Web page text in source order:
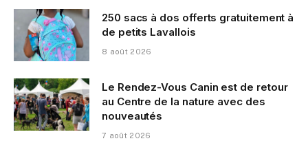
250 sacs à dos offerts gratuitement à
de petits Lavallois
8 août 2026
Le Rendez-Vous Canin est de retour
au Centre de la nature avec des
nouveautés
7 août 2026